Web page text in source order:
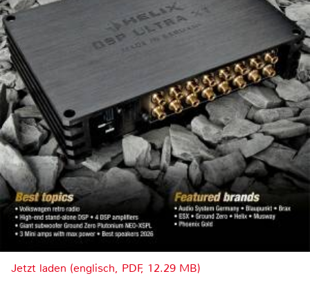
Jetzt laden (englisch, PDF, 12.29 MB)